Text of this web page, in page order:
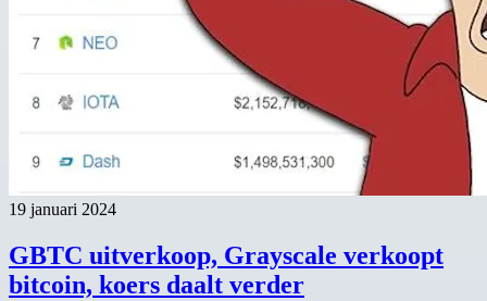
19 januari 2024
GBTC uitverkoop, Grayscale verkoopt
bitcoin, koers daalt verder